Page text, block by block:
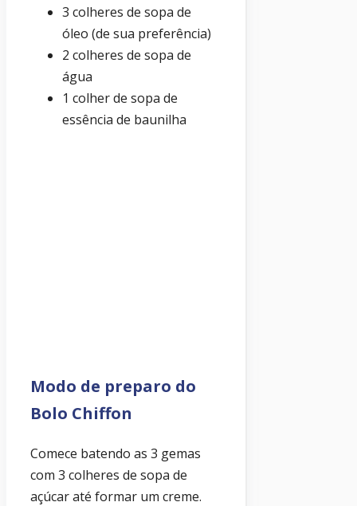
3 colheres de sopa de
óleo (de sua preferência)
2 colheres de sopa de
água
1 colher de sopa de
essência de baunilha
Modo de preparo do
Bolo Chiffon
Comece batendo as 3 gemas
com 3 colheres de sopa de
açúcar até formar um creme.